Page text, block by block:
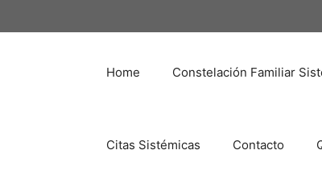
al
Home Constelación Familiar
Citas Sistémicas Contacto